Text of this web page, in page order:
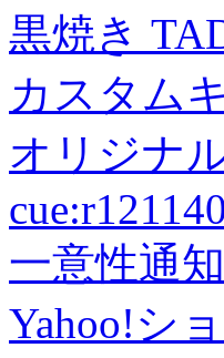
黒焼き
カスタム
オリジナ
一意性通知
Yahoo!シ